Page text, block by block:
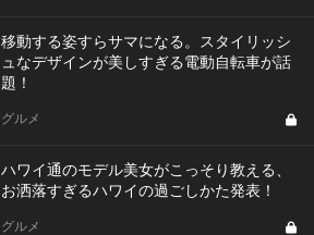
移動する姿すらサマになる。スタイリッシ
ュなデザインが美しすぎる電動自転車が話
題！
グルメ
ハワイ通のモデル美女がこっそり教える、
お洒落すぎるハワイの過ごしかた発表！
グルメ